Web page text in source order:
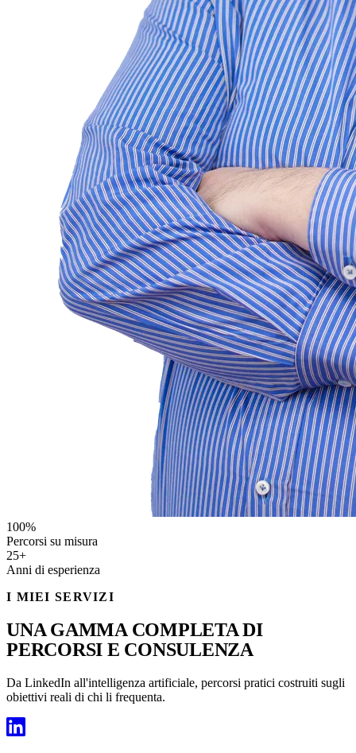
100%
Percorsi su misura
25+
Anni di esperienza
I MIEI SERVIZI
UNA GAMMA COMPLETA DI
PERCORSI E CONSULENZA
Da LinkedIn all'intelligenza artificiale, percorsi pratici costruiti sugli
obiettivi reali di chi li frequenta.